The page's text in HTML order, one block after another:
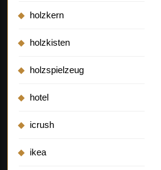
holzkern
holzkisten
holzspielzeug
hotel
icrush
ikea